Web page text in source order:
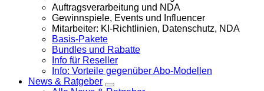
Auftragsverarbeitung und NDA
Gewinnspiele, Events und Influencer
Mitarbeiter: KI-Richtlinien, Datenschutz, NDA
Basis-Pakete
Bundles und Rabatte
Info für Reseller
Info: Vorteile gegenüber Abo-Modellen
News & Ratgeber